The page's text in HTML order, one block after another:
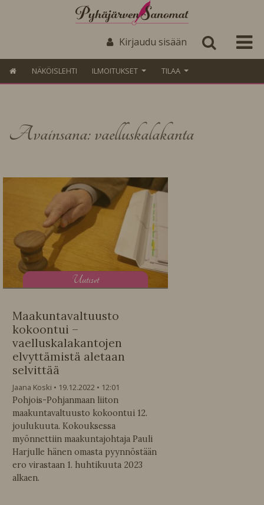
Kirjaudu sisään
NÄKÖISLEHTI ILMOITUKSET TILAA
Avainsana: vaelluskalakanta
Uutiset
Maakuntavaltuusto
kokoontui –
vaelluskalakantojen
elvyttämistä aletaan
selvittää
Jaana Koski 19.12.2022
12:01
Pohjois-Pohjanmaan liiton
maakuntavaltuusto kokoontui 12.
joulukuuta. Kokouksessa
myönnettiin maakuntajohtaja Pauli
Harjulle hänen omasta pyynnöstään
ero virastaan 1. huhtikuuta 2023
alkaen.